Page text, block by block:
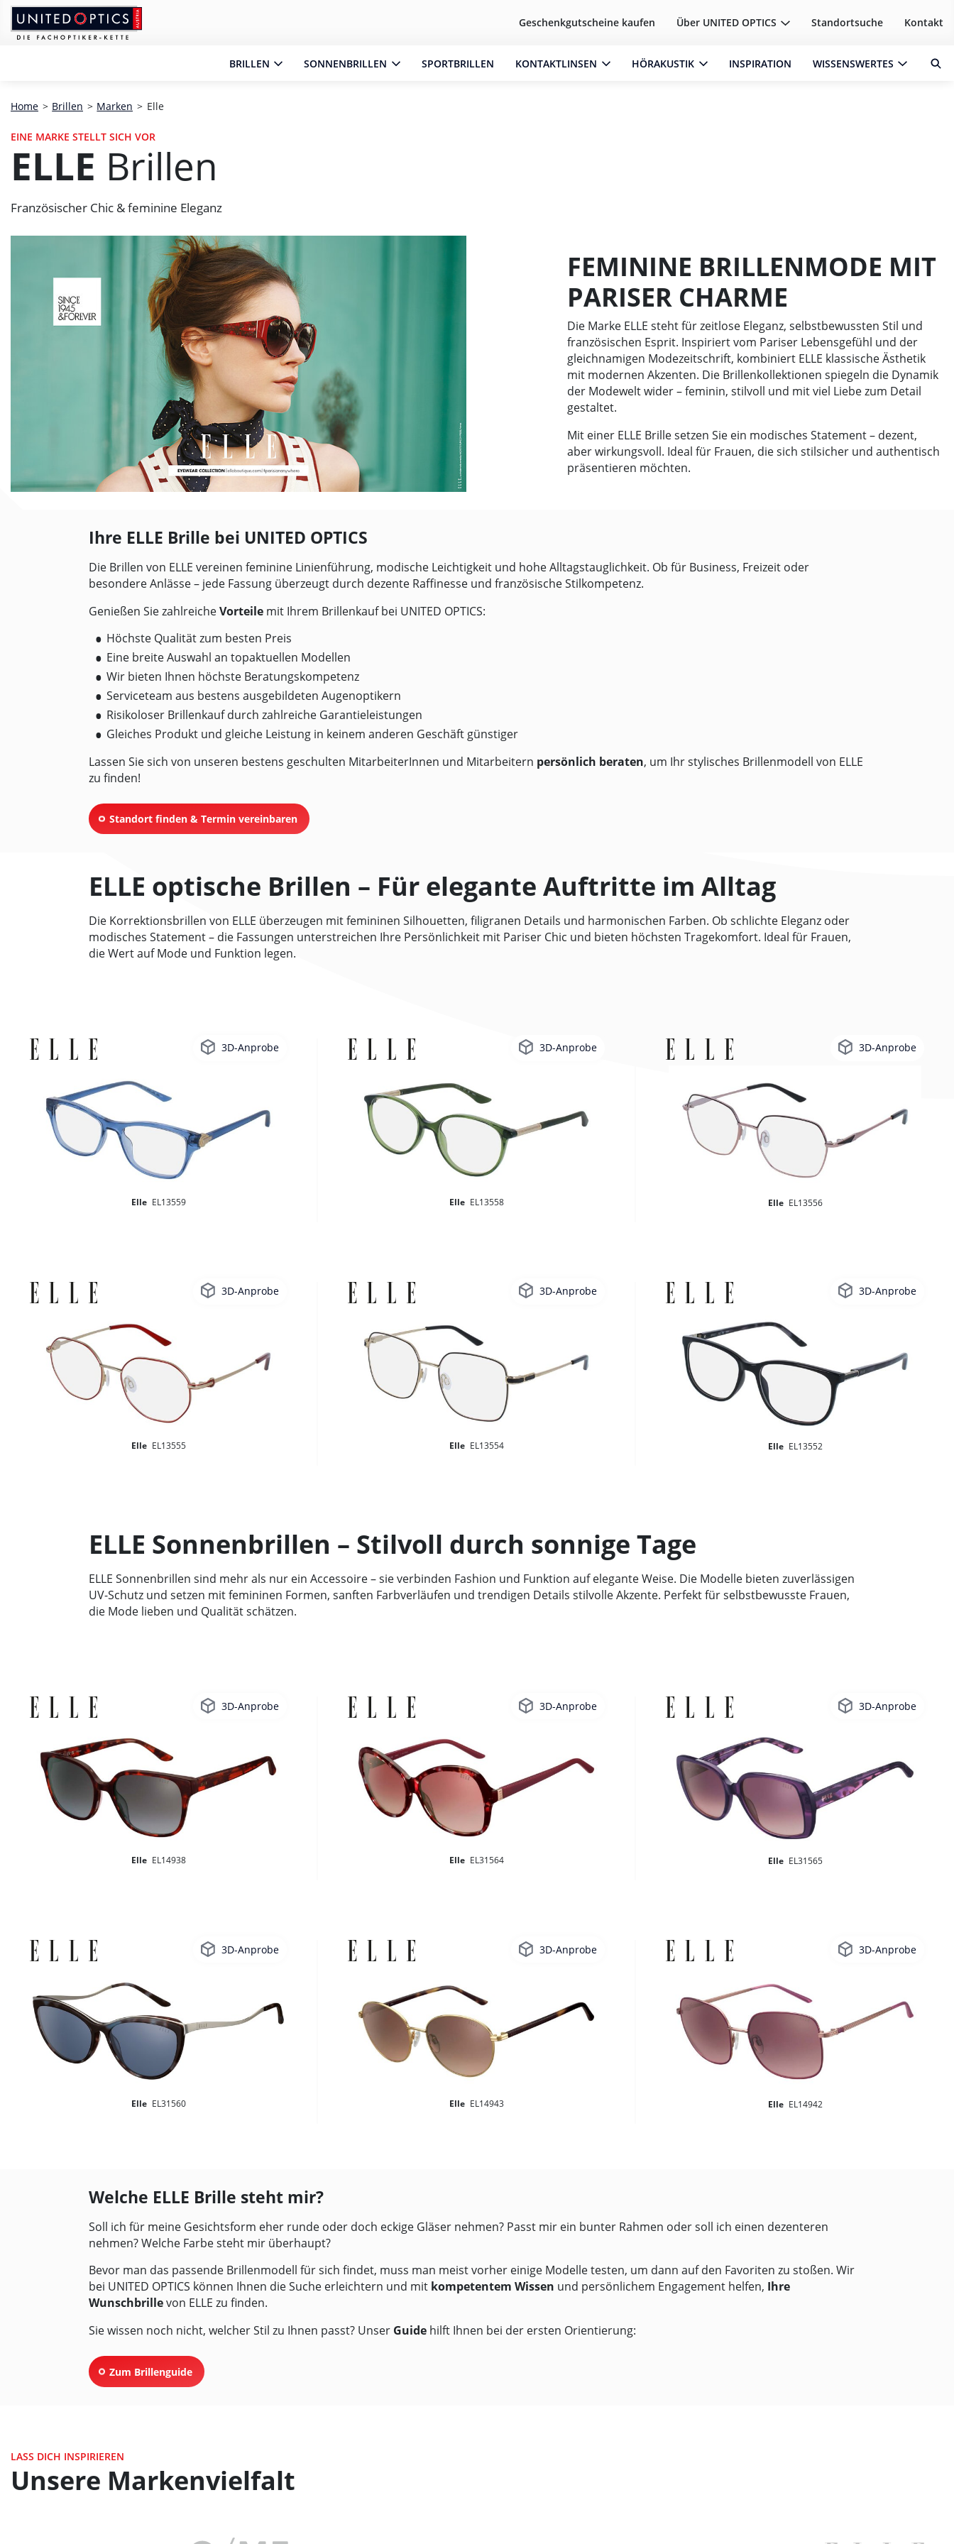
Zum Hauptinhalt springen
Zum Footer springen
Zum Ende der Navigation springen
Geschenkgutscheine kaufen Über UNITED OPTICS Standortsuche Kontakt
BRILLEN SONNENBRILLEN SPORTBRILLEN KONTAKTLINSEN HÖRAKUSTIK INSPIRATION WISSENSWERTES
Zum Beginn der Navigation springen
Home > Brillen > Marken > Elle
EINE MARKE STELLT SICH VOR
ELLE Brillen
Französischer Chic & feminine Eleganz
FEMININE BRILLENMODE MIT
PARISER CHARME
Die Marke ELLE steht für zeitlose Eleganz, selbstbewussten Stil und
französischen Esprit. Inspiriert vom Pariser Lebensgefühl und der
gleichnamigen Modezeitschrift, kombiniert ELLE klassische Ästhetik
mit modernen Akzenten. Die Brillenkollektionen spiegeln die Dynamik
der Modewelt wider – feminin, stilvoll und mit viel Liebe zum Detail
gestaltet.
Mit einer ELLE Brille setzen Sie ein modisches Statement – dezent,
aber wirkungsvoll. Ideal für Frauen, die sich stilsicher und authentisch
präsentieren möchten.
Ihre ELLE Brille bei UNITED OPTICS
Die Brillen von ELLE vereinen feminine Linienführung, modische Leichtigkeit und hohe Alltagstauglichkeit. Ob für Business, Freizeit oder
besondere Anlässe – jede Fassung überzeugt durch dezente Raffinesse und französische Stilkompetenz.
Genießen Sie zahlreicheVorteilemit Ihrem Brillenkauf bei UNITED OPTICS:
Höchste Qualität zum besten Preis
Eine breite Auswahl an topaktuellen Modellen
Wir bieten Ihnen höchste Beratungskompetenz
Serviceteam aus bestens ausgebildeten Augenoptikern
Risikoloser Brillenkauf durch zahlreiche Garantieleistungen
Gleiches Produkt und gleiche Leistung in keinem anderen Geschäft günstiger
Lassen Sie sich von unseren bestens geschulten MitarbeiterInnen und Mitarbeitern persönlich beraten, um Ihr stylisches Brillenmodell von ELLE
zu finden!
Standort finden & Termin vereinbaren
ELLE optische Brillen – Für elegante Auftritte im Alltag
Die Korrektionsbrillen von ELLE überzeugen mit femininen Silhouetten, filigranen Details und harmonischen Farben. Ob schlichte Eleganz oder
modisches Statement – die Fassungen unterstreichen Ihre Persönlichkeit mit Pariser Chic und bieten höchsten Tragekomfort. Ideal für Frauen,
die Wert auf Mode und Funktion legen.
Elle EL13559
3D-Anprobe
Elle EL13558
3D-Anprobe
Elle EL13556
3D-Anprobe
Elle EL13555
3D-Anprobe
Elle EL13554
3D-Anprobe
Elle EL13552
3D-Anprobe
ELLE Sonnenbrillen – Stilvoll durch sonnige Tage
ELLE Sonnenbrillen sind mehr als nur ein Accessoire – sie verbinden Fashion und Funktion auf elegante Weise. Die Modelle bieten zuverlässigen
UV-Schutz und setzen mit femininen Formen, sanften Farbverläufen und trendigen Details stilvolle Akzente. Perfekt für selbstbewusste Frauen,
die Mode lieben und Qualität schätzen.
Elle EL14938
3D-Anprobe
Elle EL31564
3D-Anprobe
Elle EL31565
3D-Anprobe
Elle EL31560
3D-Anprobe
Elle EL14943
3D-Anprobe
Elle EL14942
3D-Anprobe
Welche ELLE Brille steht mir?
Soll ich für meine Gesichtsform eher runde oder doch eckige Gläser nehmen? Passt mir ein bunter Rahmen oder soll ich einen dezenteren
nehmen? Welche Farbe steht mir überhaupt?
Bevor man das passende Brillenmodell für sich findet, muss man meist vorher einige Modelle testen, um dann auf den Favoriten zu stoßen. Wir
bei UNITED OPTICS können Ihnen die Suche erleichtern und mit kompetentem Wissen und persönlichem Engagement helfen, Ihre
Wunschbrillevon ELLE zu finden.
Sie wissen noch nicht, welcher Stil zu Ihnen passt? Unser Guide hilft Ihnen bei der ersten Orientierung:
Zum Brillenguide
LASS DICH INSPIRIEREN
Unsere Markenvielfalt